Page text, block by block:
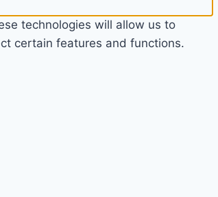
technologies will allow us to
certain features and functions.